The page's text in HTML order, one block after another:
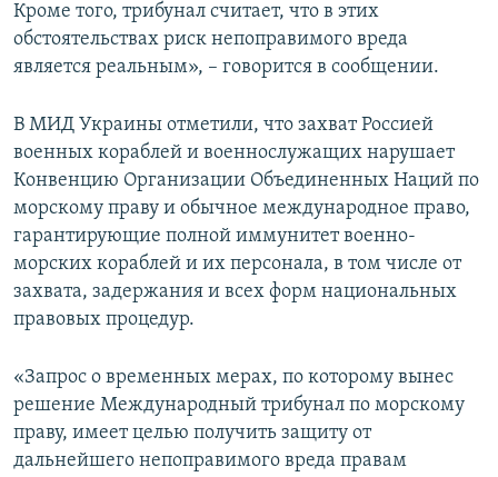
Кроме того, трибунал считает, что в этих
обстоятельствах риск непоправимого вреда
является реальным», – говорится в сообщении.
В МИД Украины отметили, что захват Россией
военных кораблей и военнослужащих нарушает
Конвенцию Организации Объединенных Наций по
морскому праву и обычное международное право,
гарантирующие полной иммунитет военно-
морских кораблей и их персонала, в том числе от
захвата, задержания и всех форм национальных
правовых процедур.
«Запрос о временных мерах, по которому вынес
решение Международный трибунал по морскому
праву, имеет целью получить защиту от
дальнейшего непоправимого вреда правам